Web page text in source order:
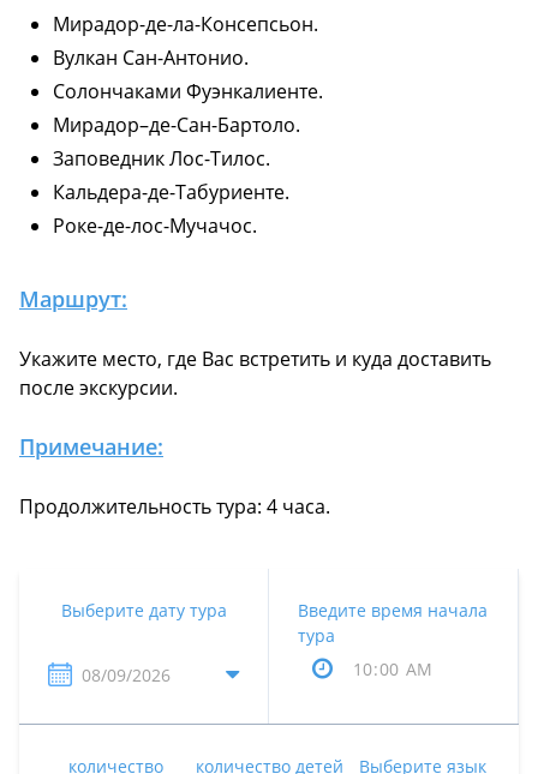
Мирадор-де-ла-Консепсьон.
Вулкан Сан-Антонио.
Cолончаками Фуэнкалиенте.
Мирадор–де-Сан-Бартоло.
Заповедник Лос-Тилос.
Кальдера-де-Табуриенте.
Роке-де-лос-Мучачос.
Маршрут:
Укажите место, где Вас встретить и куда доставить
после экскурсии.
Примечание:
Продолжительность тура: 4 часа.
Выберите дату тура
Введите время начала
тура
количество количество детей Выберите язык